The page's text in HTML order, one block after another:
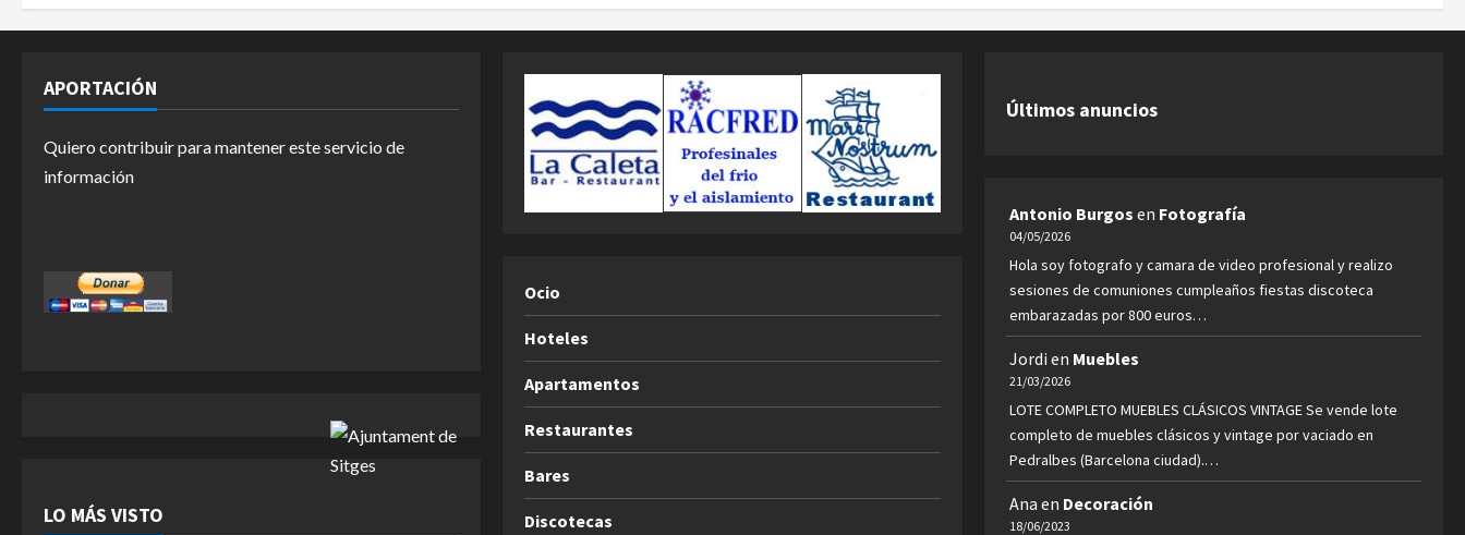
APORTACIÓN
Quiero contribuir para mantener este servicio de
información
LO MÁS VISTO
Ocio
Hoteles
Apartamentos
Restaurantes
Bares
Discotecas
Últimos anuncios
Antonio Burgos en Fotografía
04/05/2026
Hola soy fotografo y camara de video profesional y realizo
sesiones de comuniones cumpleaños fiestas discoteca
embarazadas por 800 euros…
Jordi en Muebles
21/03/2026
LOTE COMPLETO MUEBLES CLÁSICOS VINTAGE Se vende lote
completo de muebles clásicos y vintage por vaciado en
Pedralbes (Barcelona ciudad).…
Ana en Decoración
18/06/2023